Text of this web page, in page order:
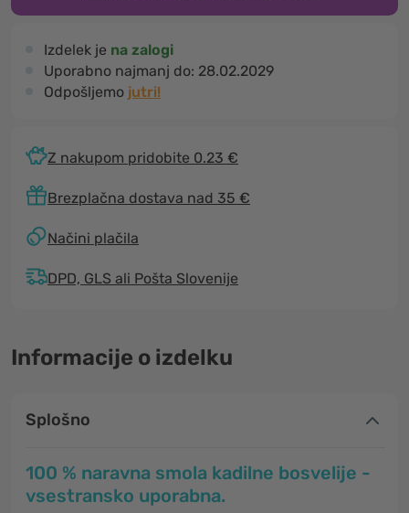
Izdelek je na zalogi
Uporabno najmanj do: 28.02.2029
Odpošljemo jutri!
Z nakupom pridobite 0.23 €
Brezplačna dostava nad 35 €
Načini plačila
DPD, GLS ali Pošta Slovenije
Informacije o izdelku
Splošno
100 % naravna smola kadilne bosvelije -
vsestransko uporabna.